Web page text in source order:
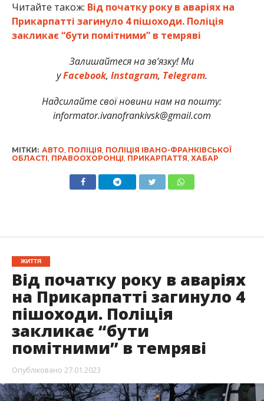
Читайте також: Від початку року в аваріях на
Прикарпатті загинуло 4 пішоходи. Поліція
закликає “бути помітними” в темряві
Залишайтеся на зв’язку! Ми
уFacebook, Instagram, Telegram.
Надсилайте свої новини нам на пошту:
informator.ivanofrankivsk@gmail.com
МІТКИ: АВТО, ПОЛІЦІЯ, ПОЛІЦІЯ ІВАНО-ФРАНКІВСЬКОЇ
ОБЛАСТІ, ПРАВООХОРОНЦІ, ПРИКАРПАТТЯ, ХАБАР
ЖИТТЯ
Від початку року в аваріях
на Прикарпатті загинуло 4
пішоходи. Поліція
закликає “бути
помітними” в темряві
Опубліковано 27.01.2023